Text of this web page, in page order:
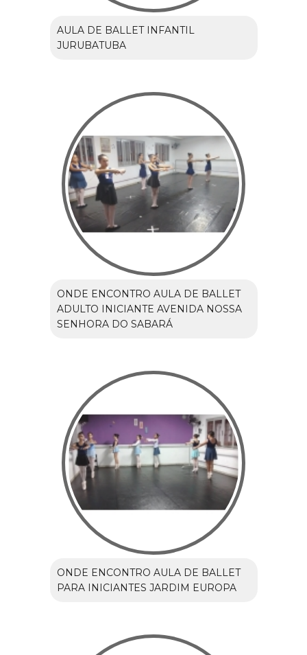
AULA DE BALLET INFANTIL
JURUBATUBA
ONDE ENCONTRO AULA DE BALLET
ADULTO INICIANTE AVENIDA NOSSA
SENHORA DO SABARÁ
ONDE ENCONTRO AULA DE BALLET
PARA INICIANTES JARDIM EUROPA